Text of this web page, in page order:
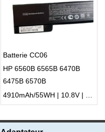
Batterie CC06
HP 6560B 6565B 6470B
6475B 6570B
4910mAh/55WH | 10.8V | Li-ion ...